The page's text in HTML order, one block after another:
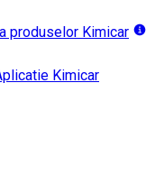
produselor Kimicar